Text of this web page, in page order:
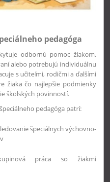
pedagóga
odbornú pomoc žiakom,
alebo potrebujú individuálnu
s učiteľmi, rodičmi a ďalšími
žiaka čo najlepšie podmienky
školských povinností.
pedagóga patrí:
špeciálnych výchovno-
práca so žiakmi